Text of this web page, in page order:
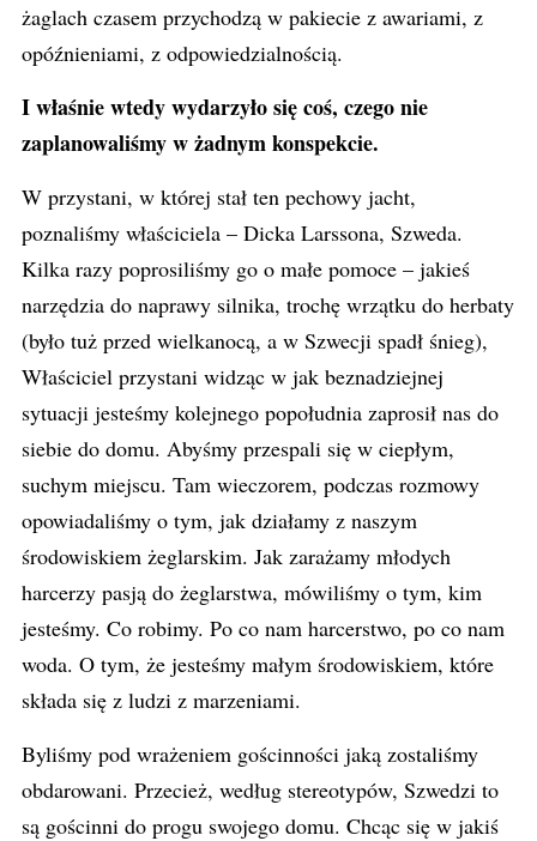
żaglach czasem przychodzą w pakiecie z awariami, z
opóźnieniami, z odpowiedzialnością.
I właśnie wtedy wydarzyło się coś, czego nie
zaplanowaliśmy w żadnym konspekcie.
W przystani, w której stał ten pechowy jacht,
poznaliśmy właściciela – Dicka Larssona, Szweda.
Kilka razy poprosiliśmy go o małe pomoce – jakieś
narzędzia do naprawy silnika, trochę wrzątku do herbaty
(było tuż przed wielkanocą, a w Szwecji spadł śnieg),
Właściciel przystani widząc w jak beznadziejnej
sytuacji jesteśmy kolejnego popołudnia zaprosił nas do
siebie do domu. Abyśmy przespali się w ciepłym,
suchym miejscu. Tam wieczorem, podczas rozmowy
opowiadaliśmy o tym, jak działamy z naszym
środowiskiem żeglarskim. Jak zarażamy młodych
harcerzy pasją do żeglarstwa, mówiliśmy o tym, kim
jesteśmy. Co robimy. Po co nam harcerstwo, po co nam
woda. O tym, że jesteśmy małym środowiskiem, które
składa się z ludzi z marzeniami.
Byliśmy pod wrażeniem gościnności jaką zostaliśmy
obdarowani. Przecież, według stereotypów, Szwedzi to
są gościnni do progu swojego domu. Chcąc się w jakiś